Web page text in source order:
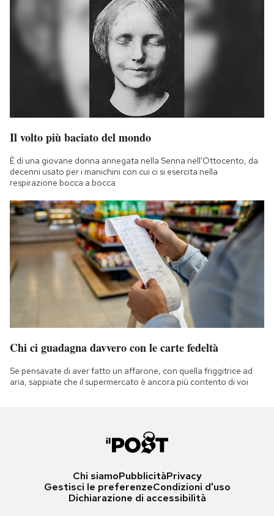
Il volto più baciato del mondo
È di una giovane donna annegata nella Senna nell'Ottocento, da
decenni usato per i manichini con cui ci si esercita nella
respirazione bocca a bocca
Chi ci guadagna davvero con le carte fedeltà
Se pensavate di aver fatto un affarone, con quella friggitrice ad
aria, sappiate che il supermercato è ancora più contento di voi
Chi siamoPubblicitàPrivacy
Gestisci le preferenzeCondizioni d'uso
Dichiarazione di accessibilità